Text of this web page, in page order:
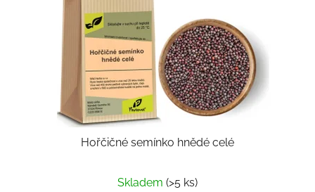
Hořčičné semínko hnědé celé
Skladem (>5 ks)